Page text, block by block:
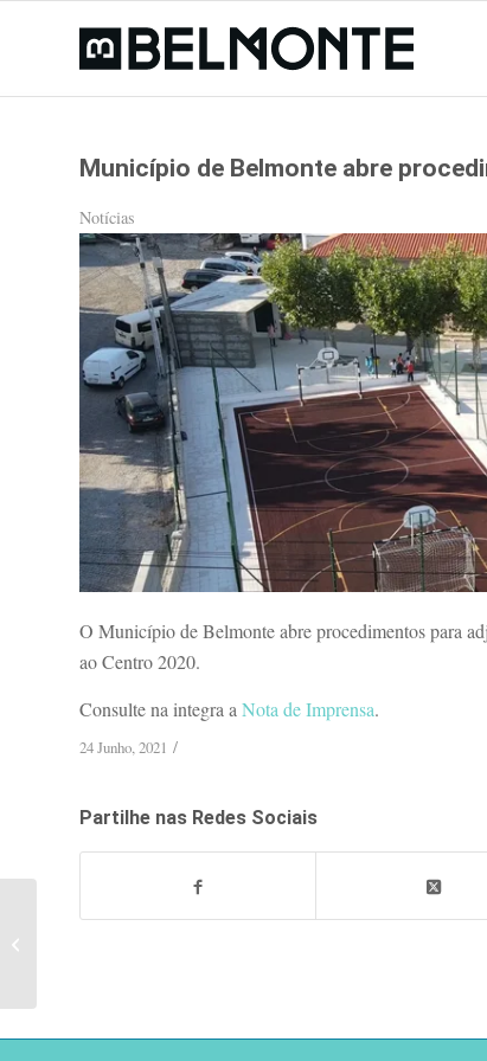
Município de Belmonte abre
Notícias
O Município de Belmonte abre procedimentos para
ao Centro 2020.
Consulte na integra a Nota de Imprensa.
24 Junho, 2021 /
Partilhe nas Redes Sociais
7ª Meia Maratona de